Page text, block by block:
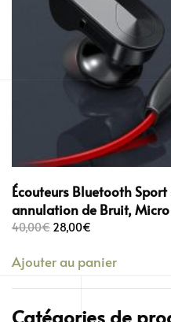
Écouteurs Bluetooth
annulation de Bruit,
40,00€ Le
initial
40,00€.
28,00€
actuel
28,00€.
Ajouter au panier